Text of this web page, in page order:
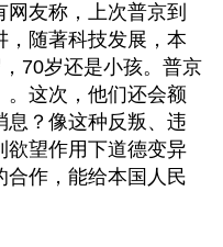
友称，上次普京到
，随著科技发展，本
70岁还是小孩。普京
。这次，他们还会额
息？像这种反叛、违
欲望作用下道德变异
合作，能给本国人民